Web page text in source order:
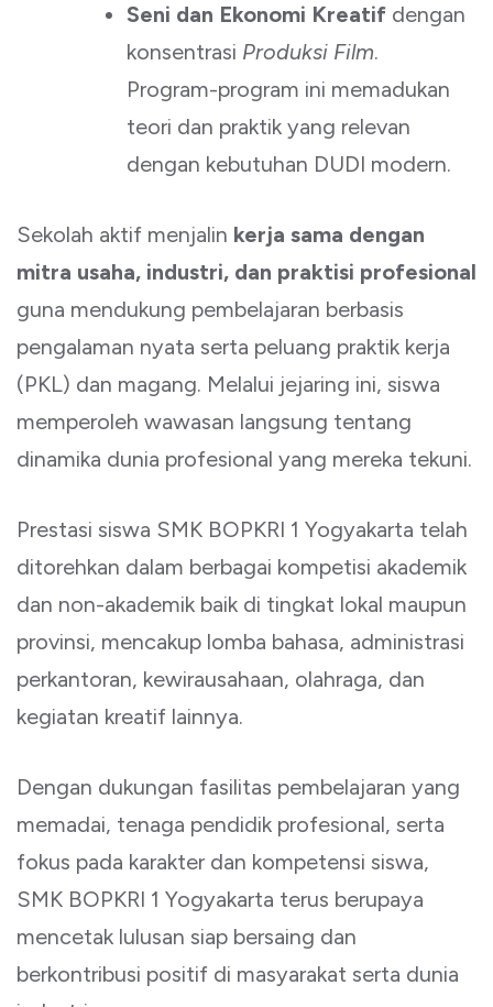
Seni dan Ekonomi Kreatif dengan
konsentrasi Produksi Film.
Program-program ini memadukan
teori dan praktik yang relevan
dengan kebutuhan DUDI modern.
Sekolah aktif menjalin kerja sama dengan
mitra usaha, industri, dan praktisi profesional
guna mendukung pembelajaran berbasis
pengalaman nyata serta peluang praktik kerja
(PKL) dan magang. Melalui jejaring ini, siswa
memperoleh wawasan langsung tentang
dinamika dunia profesional yang mereka tekuni.
Prestasi siswa SMK BOPKRI 1 Yogyakarta telah
ditorehkan dalam berbagai kompetisi akademik
dan non-akademik baik di tingkat lokal maupun
provinsi, mencakup lomba bahasa, administrasi
perkantoran, kewirausahaan, olahraga, dan
kegiatan kreatif lainnya.
Dengan dukungan fasilitas pembelajaran yang
memadai, tenaga pendidik profesional, serta
fokus pada karakter dan kompetensi siswa,
SMK BOPKRI 1 Yogyakarta terus berupaya
mencetak lulusan siap bersaing dan
berkontribusi positif di masyarakat serta dunia